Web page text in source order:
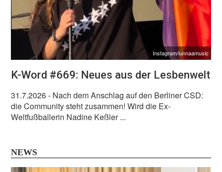
Instagram/lunnaamusic
K-Word #669: Neues aus der Lesbenwelt
31.7.2026- Nach dem Anschlag auf den Berliner CSD:
die Community steht zusammen! Wird die Ex-
Weltfußballerin Nadine Keßler ...
NEWS